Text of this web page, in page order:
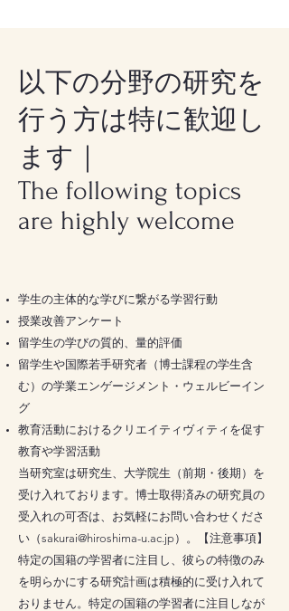
以下の分野の研究を
行う方は特に歓迎し
ます
The following topics
are highly welcome
学生の主体的な学びに繋がる学習行動
授業改善アンケート
留学生の学びの質的、量的評価
留学生や国際若手研究者（博士課程の学生含
む）の学業エンゲージメント・ウェルビーイン
グ
教育活動におけるクリエイティヴィティを促す
教育や学習活動
当研究室は研究生、大学院生（前期・後期）を
受け入れております。博士取得済みの研究員の
受入れの可否は、お気軽にお問い合わせくださ
い（sakurai@hiroshima-u.ac.jp）。【注意事項】
特定の国籍の学習者に注目し、彼らの特徴のみ
を明らかにする研究計画は積極的に受け入れて
おりません。特定の国籍の学習者に注目しなが